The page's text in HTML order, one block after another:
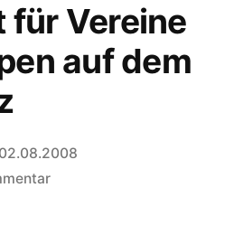
Vereine
auf dem
02.08.2008
zu